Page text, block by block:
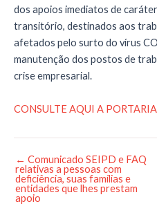
dos apoios imediatos de
transitório, destinados aos
afetados pelo surto do vírus
manutenção dos postos de
crise empresarial.
CONSULTE AQUI A PORTARIA
Post
navigation
← Comunicado SEIPD e FAQ
relativas a pessoas com
deficiência, suas famílias e
entidades que lhes prestam
apoio